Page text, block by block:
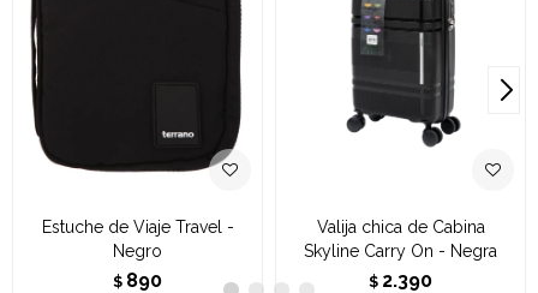
Estuche de Viaje Travel -
Negro
$ 890
Valija chica de Cabina
Skyline Carry On - Negra
$ 2.390